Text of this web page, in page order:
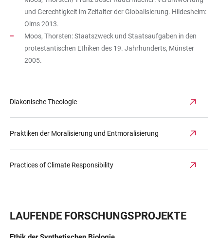
und Gerechtigkeit im Zeitalter der Globalisierung. Hildesheim:
Olms 2013.
Moos, Thorsten: Staatszweck und Staatsaufgaben in den
protestantischen Ethiken des 19. Jahrhunderts, Münster
2005.
Diakonische Theologie
Praktiken der Moralisierung und Entmoralisierung
Practices of Climate Responsibility
LAUFENDE FORSCHUNGSPROJEKTE